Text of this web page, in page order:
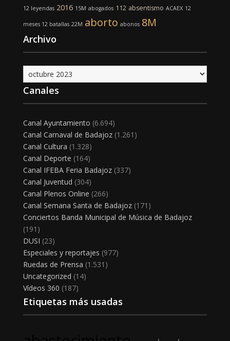
12 leyendas 2016 15M abogados 112 absentismo ACAEX 12
meses 12 batallas 22M aborto abonos 8M
Archivo
Archivo
Canales
Canal Ayuntamiento (6.694)
Canal Carnaval de Badajoz(1.261)
Canal Cultura (1.328)
Canal Deporte (164)
Canal IFEBA Feria Badajoz(337)
Canal Juventud (304)
Canal Plenos Online (266)
Canal Semana Santa de Badajoz(171)
Conciertos Banda Municipal de Música de Badajoz
(191)
DUSI (23)
Especiales y reportajes (977)
Ruedas de Prensa (1.531)
Uncategorized (14)
Vídeos 360 (187)
Etiquetas más usadas